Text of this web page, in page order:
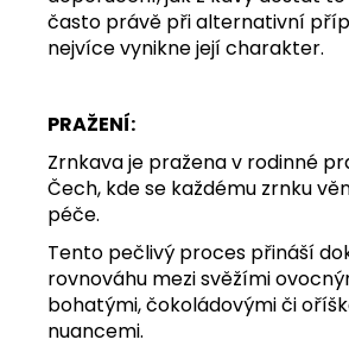
často právě při alternativní
nejvíce vynikne její charakter.
PRAŽENÍ:
Zrnkava je pražena v rodinné
Čech, kde se každému zrnku
péče.
Tento pečlivý proces přináší
rovnováhu mezi svěžími
bohatými, čokoládovými či
nuancemi.